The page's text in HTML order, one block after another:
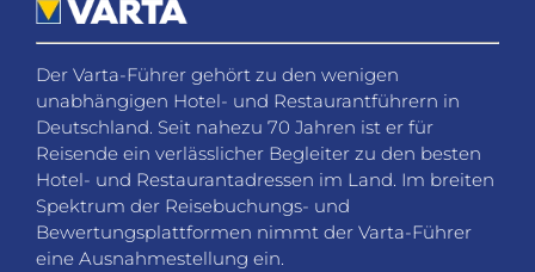
Der Varta-Führer gehört zu den wenigen
unabhängigen Hotel- und Restaurantführern in
Deutschland. Seit nahezu 70 Jahren ist er für
Reisende ein verlässlicher Begleiter zu den besten
Hotel- und Restaurantadressen im Land. Im breiten
Spektrum der Reisebuchungs- und
Bewertungsplattformen nimmt der Varta-Führer
eine Ausnahmestellung ein.